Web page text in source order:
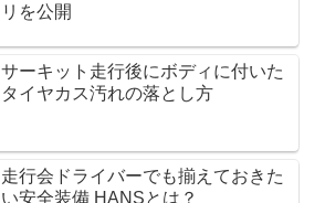
リを公開
サーキット走行後にボディに付いた
タイヤカス汚れの落とし方
走行会ドライバーでも揃えておきた
い安全装備 HANSとは？